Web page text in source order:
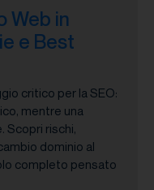
Web in
e Best
critico per la SEO:
mentre una
Scopri rischi,
dominio al
completo pensato